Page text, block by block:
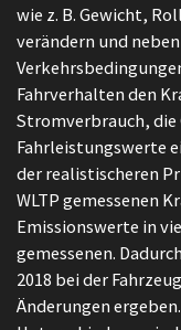
wie z. B. Gewicht,
verändern und
Fahrverhalten den
Stromverbrauch, die
Fahrleistungswerte
der realistischeren
WLTP gemessenen
Emissionswerte in
gemessenen.
2018 bei der
Änderungen